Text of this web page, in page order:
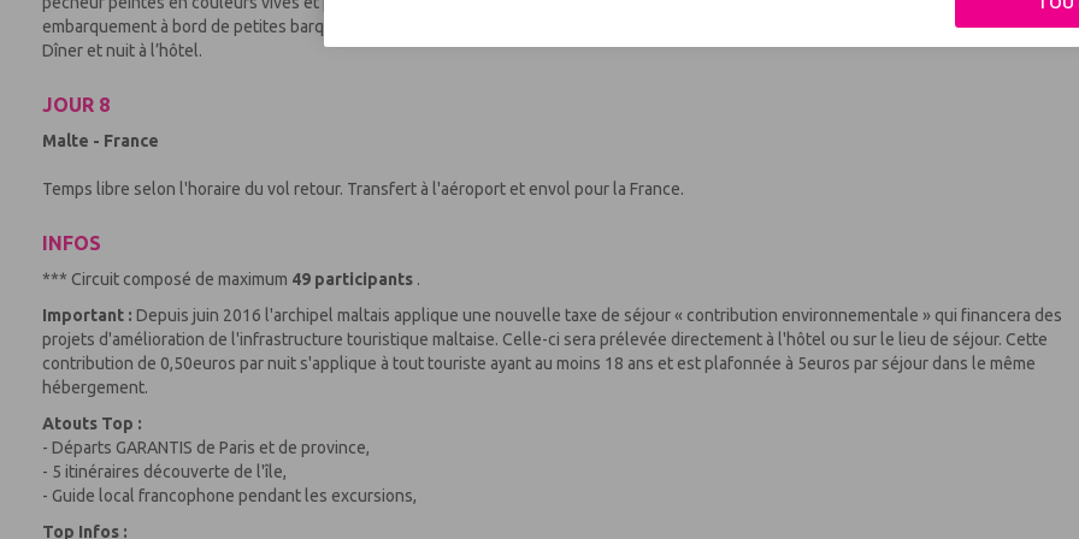
embarquement à bord de petites barques de pêcheurs pour rejoindre la « Grotte Bleue » (à régler sur place). Déjeuner et après midi libre.
Dîner et nuit à l’hôtel.
JOUR 8
Malte - France
Temps libre selon l'horaire du vol retour. Transfert à l'aéroport et envol pour la France.
INFOS
*** Circuit composé de maximum 49 participants .
Important : Depuis juin 2016 l'archipel maltais applique une nouvelle taxe de séjour « contribution environnementale » qui financera des
projets d'amélioration de l'infrastructure touristique maltaise. Celle-ci sera prélevée directement à l'hôtel ou sur le lieu de séjour. Cette
contribution de 0,50euros par nuit s'applique à tout touriste ayant au moins 18 ans et est plafonnée à 5euros par séjour dans le même
hébergement.
Atouts Top :
- Départs GARANTIS de Paris et de province,
- 5 itinéraires découverte de l'île,
- Guide local francophone pendant les excursions,
Top Infos :